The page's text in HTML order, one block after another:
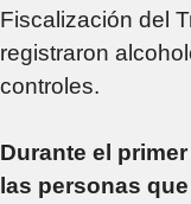
Fiscalización del
registraron
controles.
Durante el
las personas